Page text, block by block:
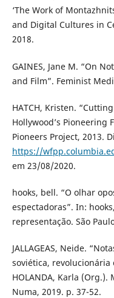
‘The Work of
and Digital Cultures in
2018.
GAINES, Jane M. “On
and Film”. Feminist
HATCH, Kristen.
Hollywood’s Pioneering
Pioneers Project, 2013.
https://
em 23/08/2020.
hooks, bell. “O olhar
espectadoras”. In:
representação. São
JALLAGEAS, Neide.
soviética, revolucionária
HOLANDA, Karla (Org.).
Numa, 2019. p. 37-52.